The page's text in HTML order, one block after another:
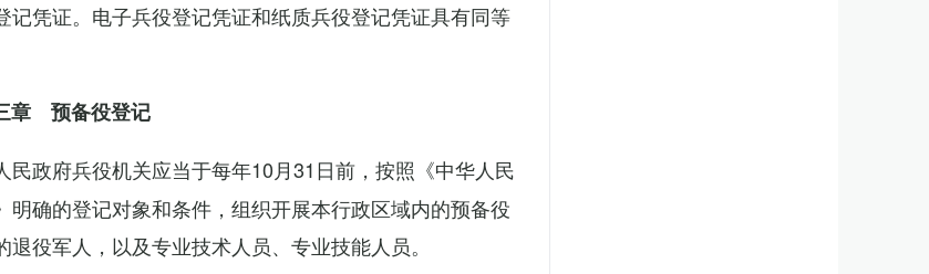
凭证。电子兵役登记凭证和纸质兵役登记凭证具有同等
章 预备役登记
政府兵役机关应当于每年10月31日前，按照《中华人民
确的登记对象和条件，组织开展本行政区域内的预备役
役军人，以及专业技术人员、专业技能人员。